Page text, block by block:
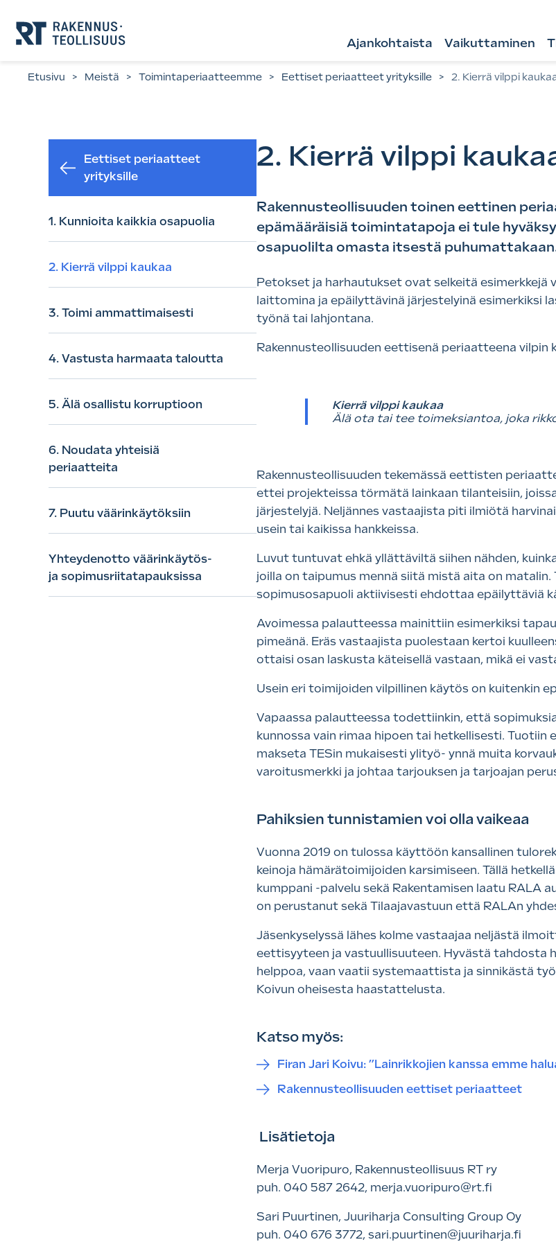
suoraan
sisältöön.
Ajankohtaista Vaikuttaminen
Etusivu > Meistä > Toimintaperiaatteemme > Eettiset periaatteet yrityksille > 2. Kierrä vilppi
2. Kierrä vilppi
Rakennusteollisuuden toinen eettinen
epämääräisiä toimintatapoja ei tule
osapuolilta omasta itsestä
Petokset ja harhautukset ovat selkeitä
laittomina ja epäilyttävinä järjestelyinä esimerkiksi
työnä tai lahjontana.
Rakennusteollisuuden eettisenä periaatteena vilpin
Kierrä vilppi kaukaa
Älä ota tai tee toimeksiantoa, joka
Rakennusteollisuuden tekemässä eettisten
ettei projekteissa törmätä lainkaan tilanteisiin,
järjestelyjä. Neljännes vastaajista piti ilmiötä
usein tai kaikissa hankkeissa.
Luvut tuntuvat ehkä yllättäviltä siihen nähden,
joilla on taipumus mennä siitä mistä aita on
sopimusosapuoli aktiivisesti ehdottaa epäilyttäviä
Avoimessa palautteessa mainittiin esimerkiksi
pimeänä. Eräs vastaajista puolestaan kertoi
ottaisi osan laskusta käteisellä vastaan, mikä ei
Usein eri toimijoiden vilpillinen käytös on kuitenkin
Vapaassa palautteessa todettiinkin, että
kunnossa vain rimaa hipoen tai hetkellisesti. Tuotiin
makseta TESin mukaisesti ylityö- ynnä muita
varoitusmerkki ja johtaa tarjouksen ja tarjoajan
Pahiksien tunnistamien voi olla vaikeaa
Vuonna 2019 on tulossa käyttöön kansallinen
keinoja hämärätoimijoiden karsimiseen. Tällä
kumppani -palvelu sekä Rakentamisen laatu RALA
on perustanut sekä Tilaajavastuun että RALAn
Jäsenkyselyssä lähes kolme vastaajaa neljästä
eettisyyteen ja vastuullisuuteen. Hyvästä tahdosta
helppoa, vaan vaatii systemaattista ja sinnikästä
Koivun oheisesta haastattelusta.
Katso myös:
Firan Jari Koivu: ”Lainrikkojien kanssa emme
Rakennusteollisuuden eettiset periaatteet
Lisätietoja
Merja Vuoripuro, Rakennusteollisuus RT ry
puh. 040 587 2642, merja.vuoripuro@rt.fi
Sari Puurtinen, Juuriharja Consulting Group Oy
puh. 040 676 3772, sari.puurtinen@juuriharja.fi
Eettiset periaatteet
yrityksille
1. Kunnioita kaikkia osapuolia
2. Kierrä vilppi kaukaa
3. Toimi ammattimaisesti
4. Vastusta harmaata taloutta
5. Älä osallistu korruptioon
6. Noudata yhteisiä
periaatteita
7. Puutu väärinkäytöksiin
Yhteydenotto väärinkäytös-
ja sopimusriitatapauksissa